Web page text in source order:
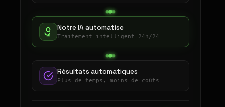
Notre IA automatise
Traitement intelligent 24h/24
Résultats automatiques
Plus de temps, moins de coûts